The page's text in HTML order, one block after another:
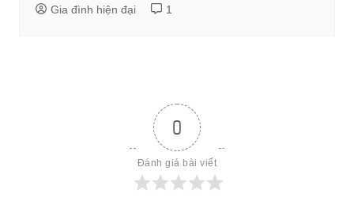
Gia đình hiện đại 1
0
Đánh giá bài viết